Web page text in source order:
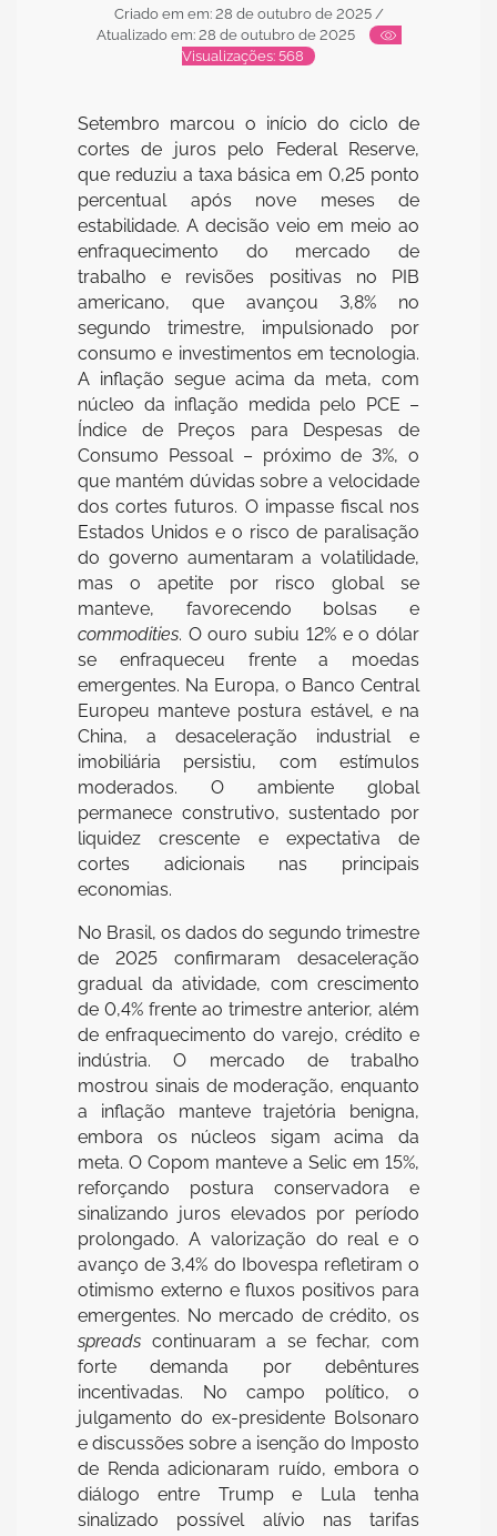
Criado em em: 28 de outubro de 2025 /
Atualizado em: 28 de outubro de 2025
Visualizações: 568
Setembro marcou o início do ciclo de
cortes de juros pelo Federal Reserve,
que reduziu a taxa básica em 0,25 ponto
percentual após nove meses de
estabilidade. A decisão veio em meio ao
enfraquecimento do mercado de
trabalho e revisões positivas no PIB
americano, que avançou 3,8% no
segundo trimestre, impulsionado por
consumo e investimentos em tecnologia.
A inflação segue acima da meta, com
núcleo da inflação medida pelo PCE –
Índice de Preços para Despesas de
Consumo Pessoal – próximo de 3%, o
que mantém dúvidas sobre a velocidade
dos cortes futuros. O impasse fiscal nos
Estados Unidos e o risco de paralisação
do governo aumentaram a volatilidade,
mas o apetite por risco global se
manteve, favorecendo bolsas e
commodities. O ouro subiu 12% e o dólar
se enfraqueceu frente a moedas
emergentes. Na Europa, o Banco Central
Europeu manteve postura estável, e na
China, a desaceleração industrial e
imobiliária persistiu, com estímulos
moderados. O ambiente global
permanece construtivo, sustentado por
liquidez crescente e expectativa de
cortes adicionais nas principais
economias.
No Brasil, os dados do segundo trimestre
de 2025 confirmaram desaceleração
gradual da atividade, com crescimento
de 0,4% frente ao trimestre anterior, além
de enfraquecimento do varejo, crédito e
indústria. O mercado de trabalho
mostrou sinais de moderação, enquanto
a inflação manteve trajetória benigna,
embora os núcleos sigam acima da
meta. O Copom manteve a Selic em 15%,
reforçando postura conservadora e
sinalizando juros elevados por período
prolongado. A valorização do real e o
avanço de 3,4% do Ibovespa refletiram o
otimismo externo e fluxos positivos para
emergentes. No mercado de crédito, os
spreads continuaram a se fechar, com
forte demanda por debêntures
incentivadas. No campo político, o
julgamento do ex-presidente Bolsonaro
e discussões sobre a isenção do Imposto
de Renda adicionaram ruído, embora o
diálogo entre Trump e Lula tenha
sinalizado possível alívio nas tarifas